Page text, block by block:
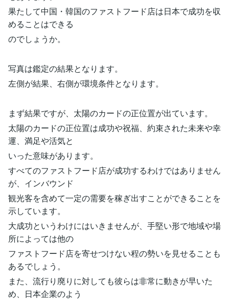
果たして中国・韓国のファストフード店は日本で成功を収
めることはできる
のでしょうか。
写真は鑑定の結果となります。
左側が結果、右側が環境条件となります。
まず結果ですが、太陽のカードの正位置が出ています。
太陽のカードの正位置は成功や祝福、約束された未来や幸
運、満足や活気と
いった意味があります。
すべてのファストフード店が成功するわけではありません
が、インバウンド
観光客を含めて一定の需要を稼ぎ出すことができることを
示しています。
大成功というわけにはいきませんが、手堅い形で地域や場
所によっては他の
ファストフード店を寄せつけない程の勢いを見せることも
あるでしょう。
また、流行り廃りに対しても彼らは非常に動きが早いた
め、日本企業のよう